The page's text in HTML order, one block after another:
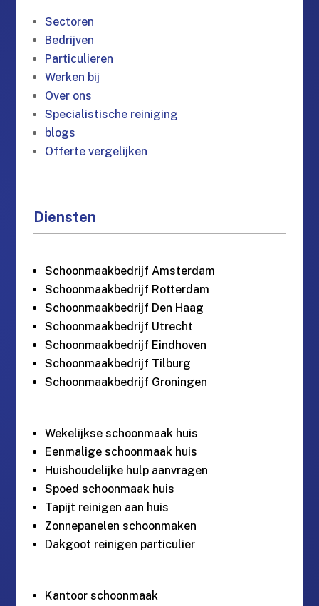
Sectoren
Bedrijven
Particulieren
Werken bij
Over ons
Specialistische reiniging
blogs
Offerte vergelijken
Diensten
Schoonmaakbedrijf Amsterdam
Schoonmaakbedrijf Rotterdam
Schoonmaakbedrijf Den Haag
Schoonmaakbedrijf Utrecht
Schoonmaakbedrijf Eindhoven
Schoonmaakbedrijf Tilburg
Schoonmaakbedrijf Groningen
Wekelijkse schoonmaak huis
Eenmalige schoonmaak huis
Huishoudelijke hulp aanvragen
Spoed schoonmaak huis
Tapijt reinigen aan huis
Zonnepanelen schoonmaken
Dakgoot reinigen particulier
Kantoor schoonmaak